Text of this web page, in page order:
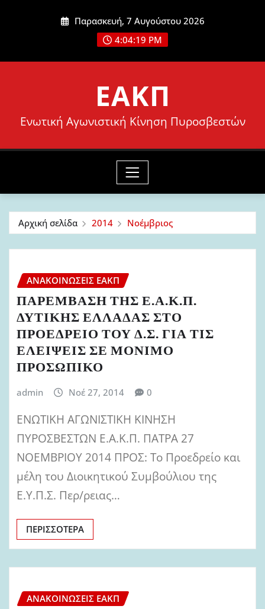
Παρασκευή, 7 Αυγούστου 2026
4:04:20 PM
ΕΑΚΠ
Ενωτική Αγωνιστική Κίνηση Πυροσβεστών
Αρχική σελίδα 2014 Νοέμβριος
ΑΝΑΚΟΙΝΏΣΕΙΣ ΕΑΚΠ
ΠΑΡΕΜΒΑΣΗ ΤΗΣ Ε.Α.Κ.Π.
ΔΥΤΙΚΗΣ ΕΛΛΑΔΑΣ ΣΤΟ
ΠΡΟΕΔΡΕΙΟ ΤΟΥ Δ.Σ. ΓΙΑ ΤΙΣ
ΕΛΕΙΨΕΙΣ ΣΕ ΜΟΝΙΜΟ
ΠΡΟΣΩΠΙΚΟ
admin Νοέ 27, 2014 0
ΕΝΩΤΙΚΗ ΑΓΩΝΙΣΤΙΚΗ ΚΙΝΗΣΗ
ΠΥΡΟΣΒΕΣΤΩΝ Ε.Α.Κ.Π. ΠΑΤΡΑ 27
ΝΟΕΜΒΡΙΟΥ 2014 ΠΡΟΣ: Το Προεδρείο και
μέλη του Διοικητικού Συμβούλιου της
Ε.Υ.Π.Σ. Περ/ρειας…
ΠΕΡΙΣΣΌΤΕΡΑ
ΑΝΑΚΟΙΝΏΣΕΙΣ ΕΑΚΠ